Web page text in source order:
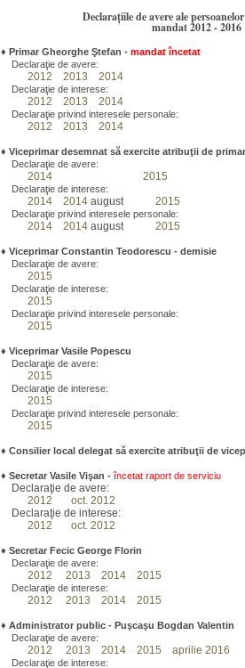
Declarațiile de avere ale
mandat 2012 - 2016
♦ Primar Gheorghe Ştefan - mandat încetat
Declaraţie de avere:
2012 2013 2014
Declaraţie de interese:
2012 2013 2014
Declaraţie privind interesele personale:
2012 2013 2014
♦ Viceprimar desemnat să exercite atribuţii de
Declaraţie de avere:
2014 2015
Declaraţie de interese:
2014 2014august 2015
Declaraţie privind interesele personale:
2014 2014august 2015
♦ Viceprimar Constantin Teodorescu - demisie
Declaraţie de avere:
2015
Declaraţie de interese:
2015
Declaraţie privind interesele personale:
2015
♦ Viceprimar Vasile Popescu
Declaraţie de avere:
2015
Declaraţie de interese:
2015
Declaraţie privind interesele personale:
2015
♦ Consilier local delegat să exercite atribuţii de
♦ Secretar Vasile Vişan - încetat raport de serviciu
Declaraţie de avere:
2012
oct. 2012
Declaraţie de interese:
2012
oct. 2012
♦ Secretar Fecic George Florin
Declaraţie de avere:
2012 2013 2014 2015
Declaraţie de interese:
2012 2013 2014 2015
♦ Administrator public - Puşcaşu Bogdan Valentin
Declaraţie de avere:
2012 2013 2014 2015 aprilie 2016
Declaraţie de interese: